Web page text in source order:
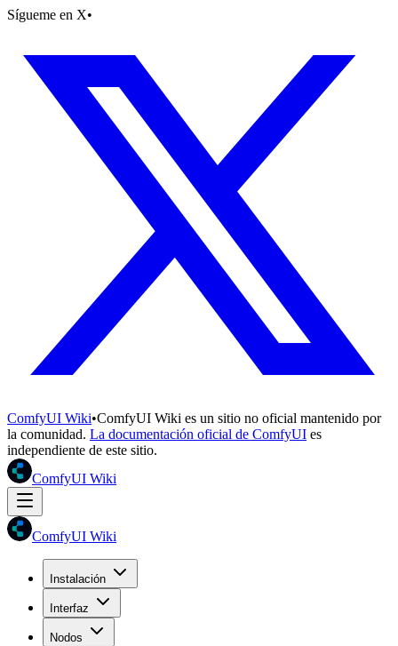
Sígueme en X•
ComfyUI Wiki•ComfyUI Wiki es un sitio no oficial mantenido por
la comunidad. La documentación oficial de ComfyUI es
independiente de este sitio.
ComfyUI Wiki
ComfyUI Wiki
Instalación
Interfaz
Nodos